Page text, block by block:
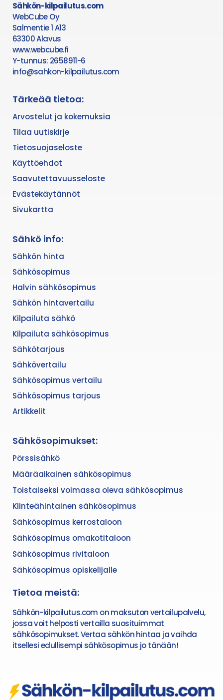
Sähkön-kilpailutus.com
WebCube Oy
Salmentie 1 A13
63300 Alavus
www.webcube.fi
Y-tunnus: 2658911-6
info@sahkon-kilpailutus.com
Tärkeää tietoa:
Arvostelut ja kokemuksia
Tilaa uutiskirje
Tietosuojaseloste
Käyttöehdot
Saavutettavuusseloste
Evästekäytännöt
Sivukartta
Sähkö info:
Sähkön hinta
Sähkösopimus
Halvin sähkösopimus
Sähkön hintavertailu
Kilpailuta sähkö
Kilpailuta sähkösopimus
Sähkötarjous
Sähkövertailu
Sähkösopimus vertailu
Sähkösopimus tarjous
Artikkelit
Sähkösopimukset:
Pörssisähkö
Määräaikainen sähkösopimus
Toistaiseksi voimassa oleva sähkösopimus
Kiinteähintainen sähkösopimus
Sähkösopimus kerrostaloon
Sähkösopimus omakotitaloon
Sähkösopimus rivitaloon
Sähkösopimus opiskelijalle
Tietoa meistä:
Sähkön-kilpailutus.com on maksuton vertailupalvelu,
jossa voit helposti vertailla suosituimmat
sähkösopimukset. Vertaa sähkön hintaa ja vaihda
itsellesi edullisempi sähkösopimus jo tänään!